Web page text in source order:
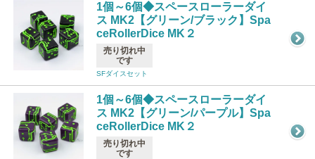
1個～6個◆スペースローラーダイ
ス MK2【グリーン/ブラック】Spa
ceRollerDice MK２
売り切れ中
です
SFダイスセット
1個～6個◆スペースローラーダイ
ス MK2【グリーン/パープル】Spa
ceRollerDice MK２
売り切れ中
です